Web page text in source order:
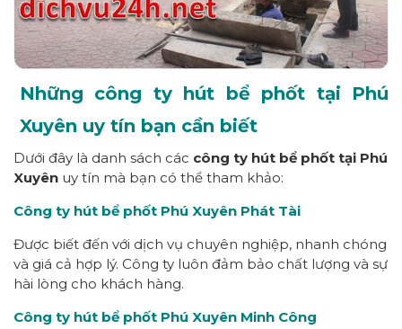
Những công ty hút bể phốt tại Phú
Xuyên uy tín bạn cần biết
Dưới đây là danh sách các công ty hút bể phốt tại Phú
Xuyên uy tín mà bạn có thể tham khảo:
Công ty hút bể phốt Phú Xuyên Phát Tài
Được biết đến với dịch vụ chuyên nghiệp, nhanh chóng
và giá cả hợp lý. Công ty luôn đảm bảo chất lượng và sự
hài lòng cho khách hàng.
Công ty hút bể phốt Phú Xuyên Minh Công